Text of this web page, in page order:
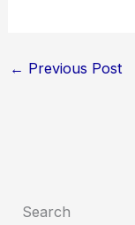
← Previous Post
Search